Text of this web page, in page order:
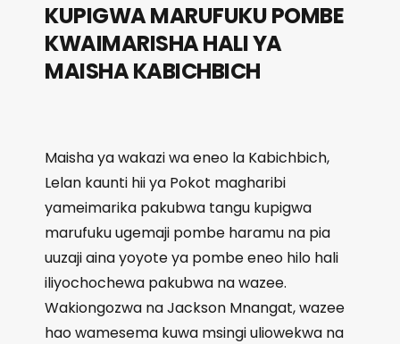
KUPIGWA MARUFUKU POMBE
KWAIMARISHA HALI YA
MAISHA KABICHBICH
Maisha ya wakazi wa eneo la Kabichbich,
Lelan kaunti hii ya Pokot magharibi
yameimarika pakubwa tangu kupigwa
marufuku ugemaji pombe haramu na pia
uuzaji aina yoyote ya pombe eneo hilo hali
iliyochochewa pakubwa na wazee.
Wakiongozwa na Jackson Mnangat, wazee
hao wamesema kuwa msingi uliowekwa na